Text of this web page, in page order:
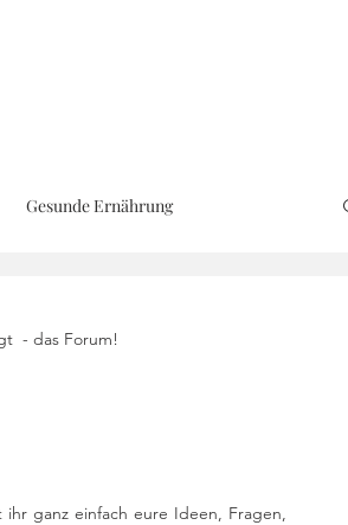
Gesunde Ernährung
- das Forum!
ganz einfach eure Ideen, Fragen,